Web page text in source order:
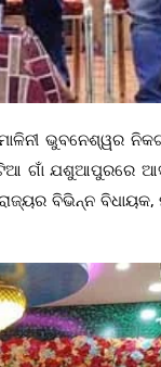
ଭୁବନେଶ୍ୱର
ଗାଁ ଯଶୁଆପୁରରେ
ବିଭିନ୍ନ